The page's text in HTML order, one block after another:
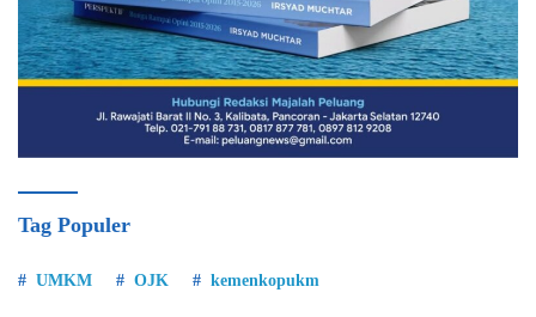
Tag Populer
UMKM OJK kemenkopukm